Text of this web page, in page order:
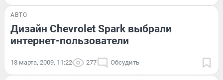
АВТО
Дизайн Chevrolet Spark выбрали
интернет-пользователи
18 марта, 2009, 11:22 277 Обсудить